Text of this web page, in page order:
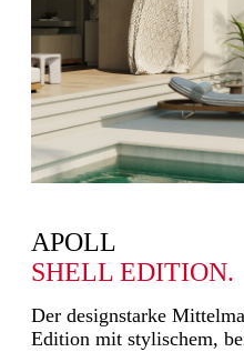
APOLL
SHELL EDITION.
Der designstarke
Edition mit stylischem,